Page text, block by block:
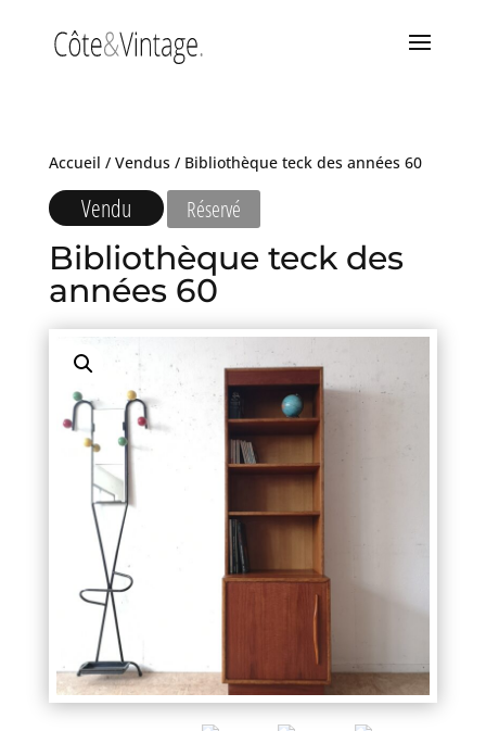
Accueil / Vendus/ Bibliothèque teck des années 60
Vendu Réservé
Bibliothèque teck des
années 60